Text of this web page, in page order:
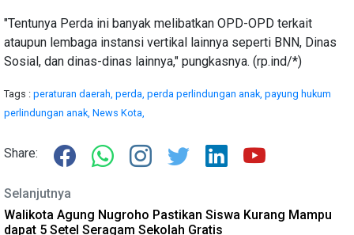
"Tentunya Perda ini banyak melibatkan OPD-OPD terkait
ataupun lembaga instansi vertikal lainnya seperti BNN, Dinas
Sosial, dan dinas-dinas lainnya," pungkasnya. (rp.ind/*)
Tags : peraturan daerah, perda, perda perlindungan anak, payung hukum
perlindungan anak, News Kota,
Share:
Selanjutnya
Walikota Agung Nugroho Pastikan Siswa Kurang Mampu
dapat 5 Setel Seragam Sekolah Gratis